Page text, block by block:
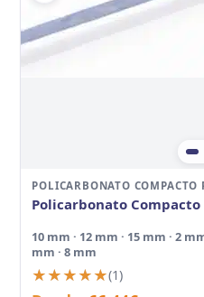
POLICARBONATO COMPACTO
Policarbonato Compacto
10 mm · 12 mm · 15 mm · 2
mm · 8 mm
★★★★★
★★★★★(1)